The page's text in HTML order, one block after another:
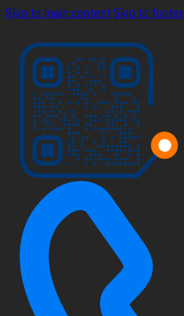
Skip to main content Skip to footer